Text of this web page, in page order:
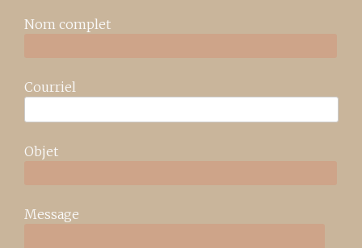
Nom complet
Courriel
Objet
Message